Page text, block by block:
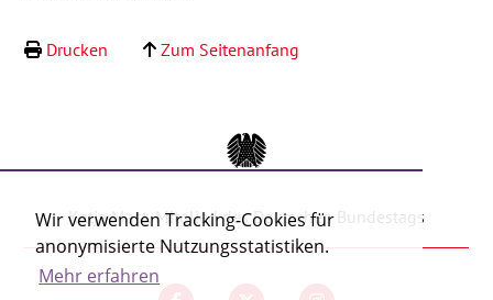
Wir verwenden Tracking-Cookies für
anonymisierte Nutzungsstatistiken.
Mehr erfahren
Drucken Zum Seitenanfang
Katja Mast, Mitglied des Deutschen Bundestags